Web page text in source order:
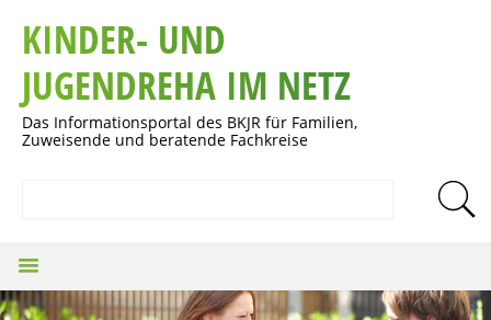
KINDER- UND
JUGENDREHA IM NETZ
Das Informationsportal des BKJR für Familien,
Zuweisende und beratende Fachkreise